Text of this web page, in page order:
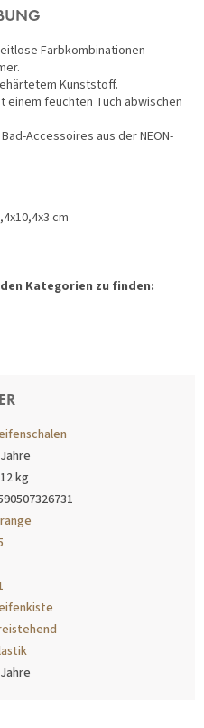
Farbkombinationen
Kunststoff.
einem feuchten Tuch abwischen
Accessoires aus der NEON-
cm
Kategorien zu finden:
kg